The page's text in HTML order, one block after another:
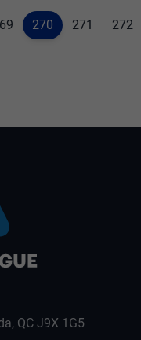
270 271 272
QC J9X 1G5